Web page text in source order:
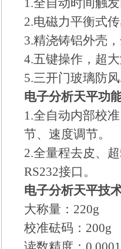
1.全自动时间触
2.电磁力平衡式
3.精浇铸铝外壳
4.五键操作，超
5.三开门玻璃防
电子分析天平功
1.全自动内部校
节、速度调节。
2.全量程去皮、
RS232接口。
电子分析天平技
大称量：220g
校准砝码：200g